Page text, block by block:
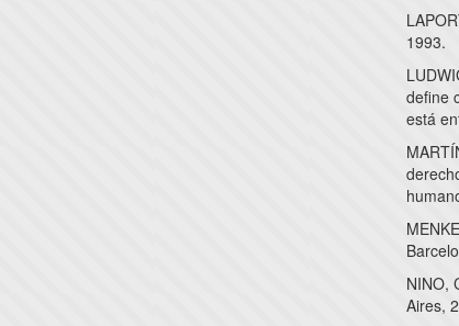
1993.
define
está
NINO,
Aires,